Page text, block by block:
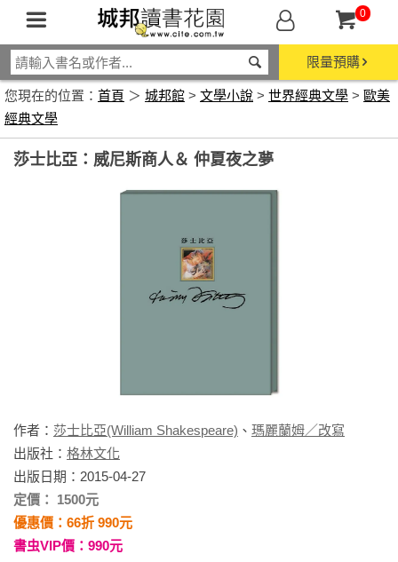
0
限量預購
您現在的位置： 首頁 ＞ 城邦館 > 文學小說 > 世界經典文學 > 歐美
經典文學
莎士比亞：威尼斯商人＆ 仲夏夜之夢
作者： 莎士比亞(William Shakespeare) 、 瑪麗蘭姆／改寫
出版社： 格林文化
出版日期：2015-04-27
定價： 1500元
優惠價：66折 990元
書虫VIP價：990元